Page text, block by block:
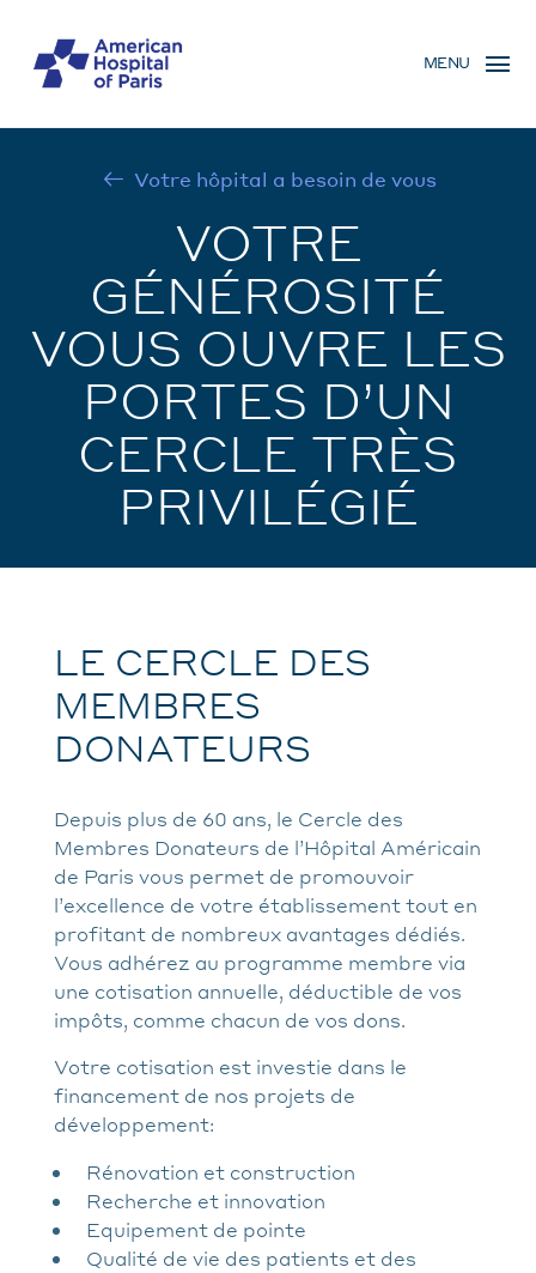
main
MENU
MOBILE
MENU
BREADCRUMB
Votre hôpital a besoin de vous
VOTRE
GÉNÉROSITÉ
VOUS OUVRE LES
PORTES D’UN
CERCLE TRÈS
PRIVILÉGIÉ
LE CERCLE DES
MEMBRES
DONATEURS
Depuis plus de 60 ans, le Cercle des
Membres Donateurs de l’Hôpital Américain
de Paris vous permet de promouvoir
l’excellence de votre établissement tout en
profitant de nombreux avantages dédiés.
Vous adhérez au programme membre via
une cotisation annuelle, déductible de vos
impôts, comme chacun de vos dons.
Votre cotisation est investie dans le
financement de nos projets de
développement:
Rénovation et construction
Recherche et innovation
Equipement de pointe
Qualité de vie des patients et des